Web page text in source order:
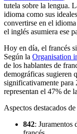
tutela sobre la lengua.
idioma como sus
convertirse en el
el inglés asumiera ese
Hoy en día, el francés
Según la Organisation
de los hablantes de
demográficas sugieren
significativamente para
representan el 47% de
Aspectos destacados
842: Juramentos